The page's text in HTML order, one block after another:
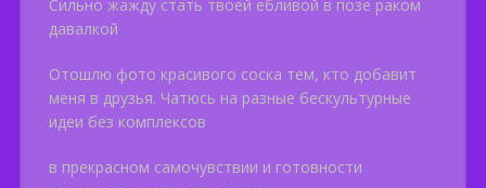
Сильно жажду стать твоей ебливой в позе раком
давалкой
Отошлю фото красивого соска тем, кто добавит
меня в друзья. Чатюсь на разные бескультурные
идеи без комплексов
в прекрасном самочувствии и готовности